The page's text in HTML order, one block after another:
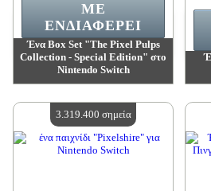
Ένα Box Set "The Pixel Pulps
Collection - Special Edition" στο
Nintendo Switch
Διαθέσιμη ποσότητα:4
ΜΕ
ΕΝΔΙΑΦΈΡΕΙ
3.319.400 σημεία